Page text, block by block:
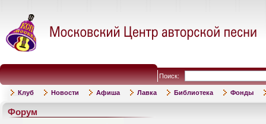
Поиск:
Клуб Новости Афиша Лавка Библиотека Фонды
Форум